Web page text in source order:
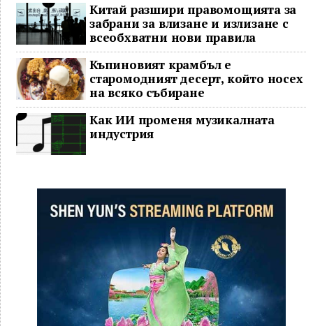
Китай разшири правомощията за
забрани за влизане и излизане с
всеобхватни нови правила
Къпиновият крамбъл е
старомодният десерт, който носех
на всяко събиране
Как ИИ променя музикалната
индустрия